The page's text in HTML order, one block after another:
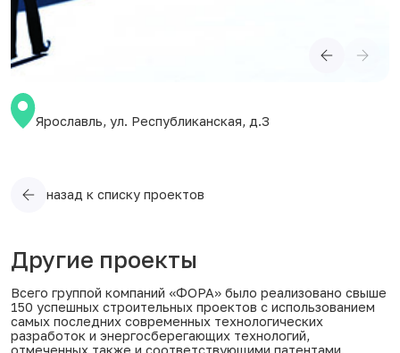
Ярославль, ул. Республиканская, д.3
назад к списку проектов
Другие проекты
Всего группой компаний «ФОРА» было реализовано свыше
150 успешных строительных проектов с использованием
самых последних современных технологических
разработок и энергосберегающих технологий,
отмеченных также и соответствующими патентами.